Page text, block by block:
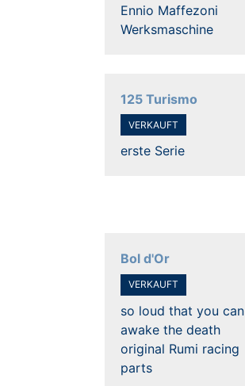
Ennio Maffezoni
Werksmaschine
125 Turismo
VERKAUFT
erste Serie
Bol d'Or
VERKAUFT
so loud that you can
awake the death
original Rumi racing
parts